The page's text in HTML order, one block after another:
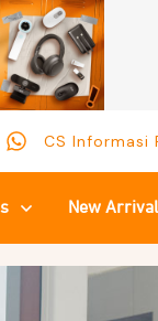
CS Informasi
New Arrival